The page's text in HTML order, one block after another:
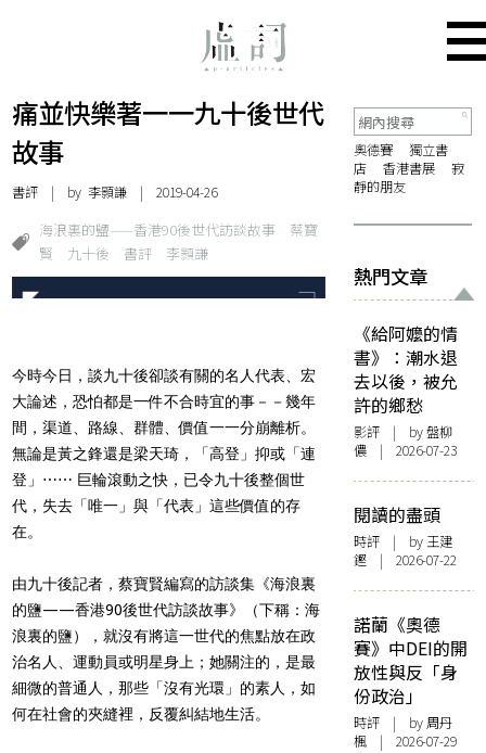
痛並快樂著一一九十後世代
故事
書評 | by 李顥謙 | 2019-04-26
海浪裏的鹽——香港90後世代訪談故事
蔡寶
賢
九十後 書評 李顥謙
今時今日，談九十後卻談有關的名人代表、宏
大論述，恐怕都是一件不合時宜的事－－幾年
間，渠道、路線、群體、價值一一分崩離析。
無論是黃之鋒還是梁天琦，「高登」抑或「連
登」⋯⋯ 巨輪滾動之快，已令九十後整個世
代，失去「唯一」與「代表」這些價值的存
在。
由九十後記者，蔡寶賢編寫的訪談集《海浪裏
的鹽——香港90後世代訪談故事》（下稱：海
浪裏的鹽）
，就沒有將這一世代的焦點放在政
治名人、運動員或明星身上；她關注的，是最
細微的普通人，那些「沒有光環」的素人，如
何在社會的夾縫裡，反覆糾結地生活。
奧德賽
獨立書
店
香港書展
寂
靜的朋友
熱門文章
《給阿嬤的情
書》：潮水退
去以後，被允
許的鄉愁
影評 | by 盤柳
儂 | 2026-07-23
閱讀的盡頭
時評 | by 王建
鏗 | 2026-07-22
諾蘭《奧德
賽》中DEI的開
放性與反「身
份政治」
時評 | by周丹
楓 | 2026-07-29